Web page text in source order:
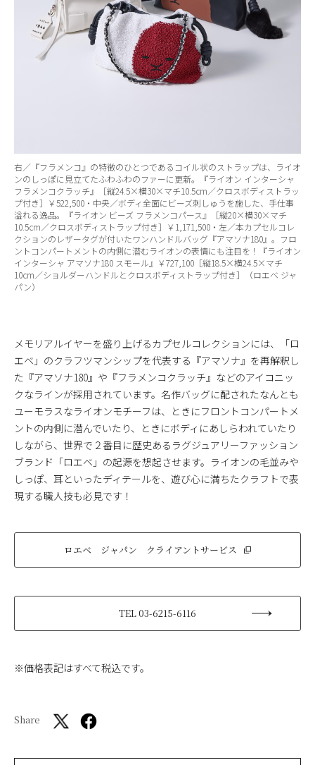
右／『フラメンコ』の特徴のひとつであるコイル状のストラップは、ライオ
ンのしっぽに見立てたふわふわのファーに更新。『ライオン インターシャ
フラメンコクラッチ』［縦24.5×横30×マチ10.5cm／クロスボディストラッ
プ付き］￥522,500・中央／ボディ全面にビーズ刺しゅうを施した、手仕事
溢れる逸品。『ライオン ビーズ フラメンコパース』［縦20×横30×マチ
10.5cm／クロスボディストラップ付き］￥1,171,500・左／本カプセルコレ
クションのレザータグが付いたワンハンドルバッグ『アマソナ180』。フロ
ントコンパートメントの内側に潜むライオンの表情にも注目を！『ライオン
インターシャ アマソナ180 スモール』￥727,100［縦18.5×横24.5×マチ
10cm／ショルダーハンドルとクロスボディストラップ付き］（ロエベ ジャ
パン）
メモリアルイヤーを盛り上げるカプセルコレクションには、「ロ
エベ」のクラフツマンシップを代表する『アマソナ』を再解釈し
た『アマソナ180』や『フラメンコクラッチ』などのアイコニッ
クなラインが採用されています。名作バッグに配されたなんとも
ユーモラスなライオンモチーフは、ときにフロントコンパートメ
ントの内側に潜んでいたり、ときにボディにあしらわれていたり
しながら、世界で２番目に歴史あるラグジュアリーファッション
ブランド「ロエベ」の起源を想起させます。ライオンの毛並みや
しっぽ、耳といったディテールを、遊び心に満ちたクラフトで表
現する職人技も必見です！
ロエベ ジャパン クライアントサービス
TEL 03-6215-6116
※価格表記はすべて税込です。
Share